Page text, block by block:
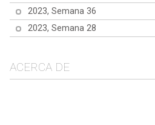
2023, Semana 36
2023, Semana 28
ACERCA DE